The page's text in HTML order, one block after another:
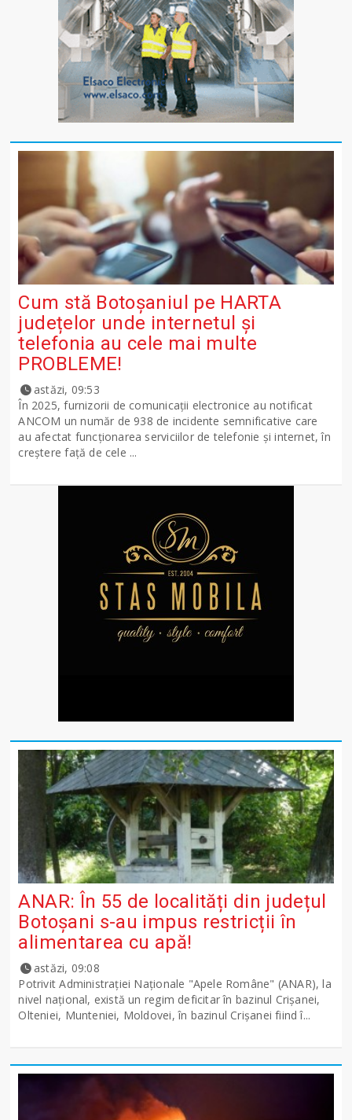
Cum stă Botoșaniul pe HARTA
județelor unde internetul și
telefonia au cele mai multe
PROBLEME!
astăzi, 09:53
În 2025, furnizorii de comunicații electronice au notificat
ANCOM un număr de 938 de incidente semnificative care
au afectat funcționarea serviciilor de telefonie și internet, în
creștere față de cele ...
ANAR: În 55 de localități din județul
Botoșani s-au impus restricții în
alimentarea cu apă!
astăzi, 09:08
Potrivit Administraţiei Naţionale "Apele Române" (ANAR), la
nivel naţional, există un regim deficitar în bazinul Crişanei,
Olteniei, Munteniei, Moldovei, în bazinul Crişanei fiind î...